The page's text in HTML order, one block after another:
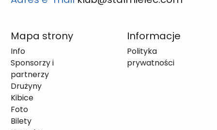
Mapa strony
Info
Sponsorzy i
partnerzy
Drużyny
Kibice
Foto
Bilety
Informacje
Polityka
prywatności